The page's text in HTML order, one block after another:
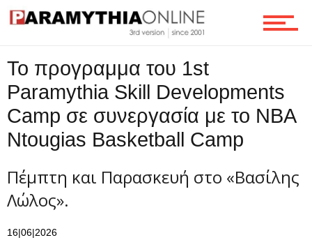
Το προγραμμα του 1st
Paramythia Skill Developments
Camp σε συνεργασία με το NBA
Ntougias Basketball Camp
Πέμπτη και Παρασκευή στο «Βασίλης
Λώλος».
16|06|2026